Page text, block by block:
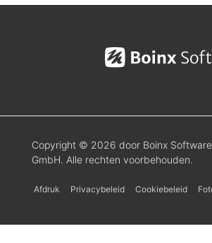
Copyright © 2026 door Boinx
GmbH. Alle rechten voorbehouden.
Afdruk Privacybeleid Cookiebeleid